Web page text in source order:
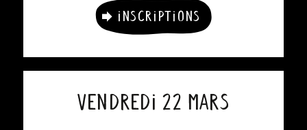
Inscriptions
Vendredi 22 Mars